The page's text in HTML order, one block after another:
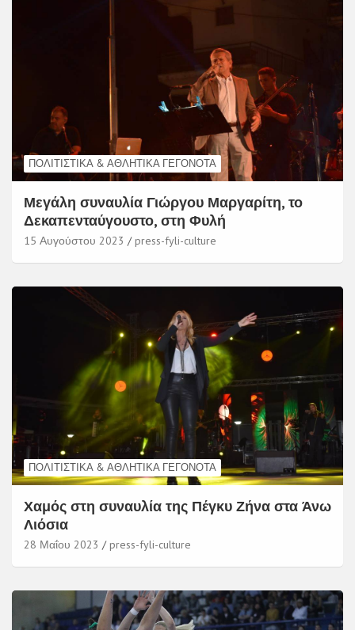
ΠΟΛΙΤΙΣΤΙΚΆ & ΑΘΛΗΤΙΚΆ ΓΕΓΟΝΌΤΑ
Μεγάλη συναυλία Γιώργου Μαργαρίτη, το
Δεκαπενταύγουστο, στη Φυλή
15 Αυγούστου 2023 press-fyli-culture
ΠΟΛΙΤΙΣΤΙΚΆ & ΑΘΛΗΤΙΚΆ ΓΕΓΟΝΌΤΑ
Χαμός στη συναυλία της Πέγκυ Ζήνα στα Άνω
Λιόσια
28 Μαΐου 2023 press-fyli-culture